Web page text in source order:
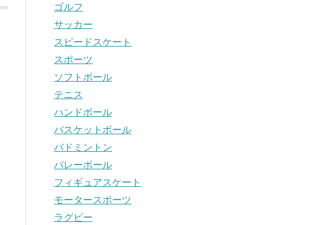
ゴルフ
サッカー
スピードスケート
スポーツ
ソフトボール
テニス
ハンドボール
バスケットボール
バドミントン
バレーボール
フィギュアスケート
モータースポーツ
ラグビー